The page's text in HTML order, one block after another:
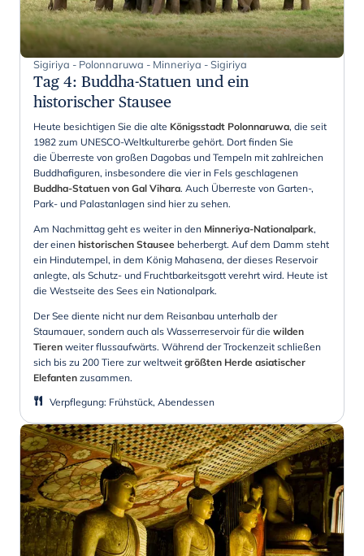
Sigiriya - Polonnaruwa - Minneriya - Sigiriya
Tag 4: Buddha-Statuen und ein
historischer Stausee
Heute besichtigen Sie die alte Königsstadt Polonnaruwa, die seit
1982 zum UNESCO-Weltkulturerbe gehört. Dort finden Sie
die Überreste von großen Dagobas und Tempeln mit zahlreichen
Buddhafiguren, insbesondere die vier in Fels geschlagenen
Buddha-Statuen von Gal Vihara. Auch Überreste von Garten-,
Park- und Palastanlagen sind hier zu sehen.
Am Nachmittag geht es weiter in den Minneriya-Nationalpark,
der einen historischen Stausee beherbergt. Auf dem Damm steht
ein Hindutempel, in dem König Mahasena, der dieses Reservoir
anlegte, als Schutz- und Fruchtbarkeitsgott verehrt wird. Heute ist
die Westseite des Sees ein Nationalpark.
Der See diente nicht nur dem Reisanbau unterhalb der
Staumauer, sondern auch als Wasserreservoir für die wilden
Tieren weiter flussaufwärts. Während der Trockenzeit schließen
sich bis zu 200 Tiere zur weltweit größten Herde asiatischer
Elefanten zusammen.
Verpflegung: Frühstück, Abendessen